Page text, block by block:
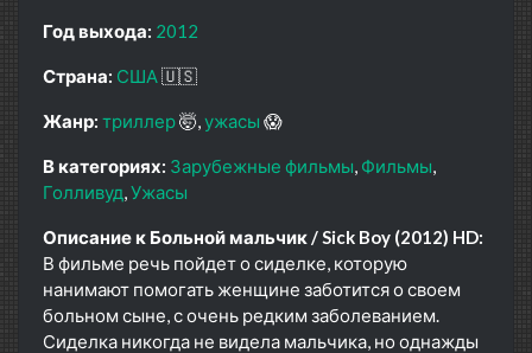
Год выхода: 2012
Страна: США 🇺🇸
Жанр: триллер🤯 ужасы 😱
В категориях: Зарубежные фильмы Фильмы
Голливуд Ужасы
Описание к Больной мальчик / Sick Boy (2012) HD:
В фильме речь пойдет о сиделке, которую
нанимают помогать женщине заботится о своем
больном сыне, с очень редким заболеванием.
Сиделка никогда не видела мальчика, но однажды